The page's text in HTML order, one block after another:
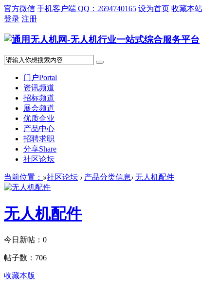
官方微信 手机客户端 QQ：2694740165 设为首页 收藏本站
登录 注册
门户Portal
资讯频道
招标频道
展会频道
优质企业
产品中心
招聘求职
分享Share
社区论坛
当前位置： »社区论坛 › 产品分类信息› 无人机配件
无人机配件
今日新帖： 0
帖子数： 706
收藏本版